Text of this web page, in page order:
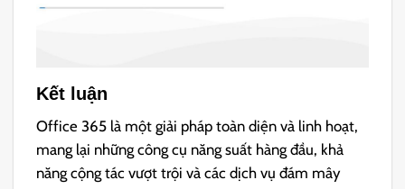
Kết luận
Office 365 là một giải pháp toàn diện và linh hoạt,
mang lại những công cụ năng suất hàng đầu, khả
năng cộng tác vượt trội và các dịch vụ đám mây